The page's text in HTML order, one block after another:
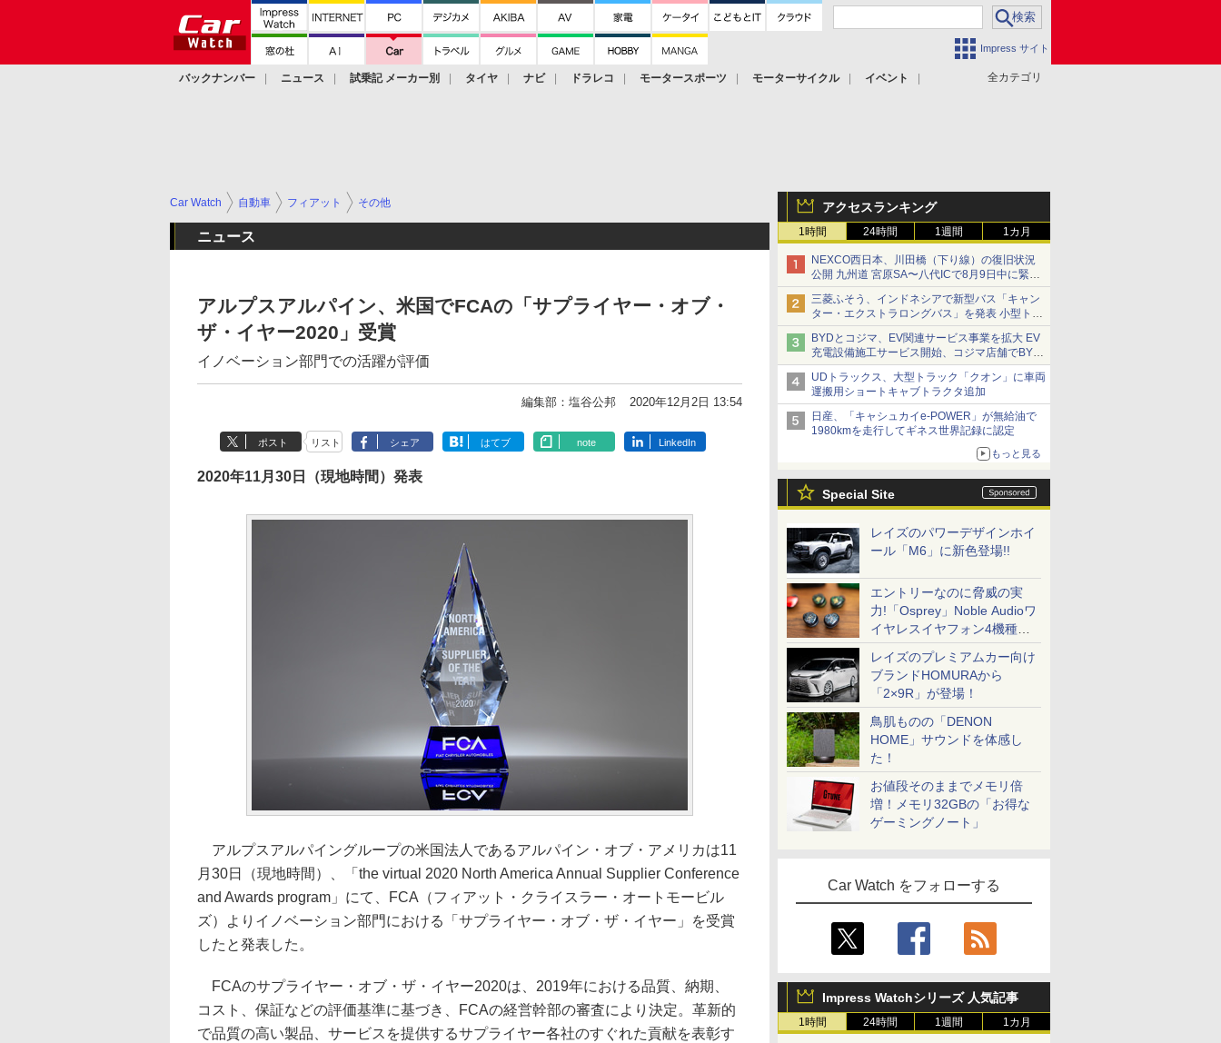
Impress サイト
全カテゴリ
バックナンバー ニュース 試乗記 メーカー別 タイヤ ナビ ドラレコ モータースポーツ モーターサイクル
イベント
アクセスランキング
1時間 24時間 1週間 1カ月
NEXCO西日本、川田橋（下り線）の復旧状況
公開 九州道 宮原SA〜八代ICで8月9日中に緊急
車両を通行可能に
三菱ふそう、インドネシアで新型バス「キャン
ター・エクストラロングバス」を発表 小型トラ
ックベースの観光・旅客輸送向けバス
BYDとコジマ、EV関連サービス事業を拡大 EV
充電設備施工サービス開始、コジマ店舗でBYD
車の展示・試乗イベントを強化
UDトラックス、大型トラック「クオン」に車両
運搬用ショートキャブトラクタ追加
日産、「キャシュカイe-POWER」が無給油で
1980kmを走行してギネス世界記録に認定
もっと見る
Special Site
レイズのパワーデザインホイ
ール「M6」に新色登場!!
エントリーなのに脅威の実
力!「Osprey」Noble Audioワ
イヤレスイヤフォン4機種を
一気に聴く
レイズのプレミアムカー向け
ブランドHOMURAから
「2×9R」が登場！
鳥肌ものの「DENON
HOME」サウンドを体感し
た！
お値段そのままでメモリ倍
増！メモリ32GBの「お得な
ゲーミングノート」
Car Watch をフォローする
Impress Watchシリーズ 人気記事
1時間 24時間 1週間 1カ月
Car Watch 自動車 フィアット その他
ニュース
アルプスアルパイン、米国でFCAの「サプライヤー・オブ・
ザ・イヤー2020」受賞
イノベーション部門での活躍が評価
編集部：塩谷公邦 2020年12月2日 13:54
ポスト リスト シェア はてブ note LinkedIn
2020年11月30日（現地時間）発表
アルプスアルパイングループの米国法人であるアルパイン・オブ・アメリカは11
月30日（現地時間）、「the virtual 2020 North America Annual Supplier Conference
and Awards program」にて、FCA（フィアット・クライスラー・オートモービル
ズ）よりイノベーション部門における「サプライヤー・オブ・ザ・イヤー」を受賞
したと発表した。
FCAのサプライヤー・オブ・ザ・イヤー2020は、2019年における品質、納期、
コスト、保証などの評価基準に基づき、FCAの経営幹部の審査により決定。革新的
で品質の高い製品、サービスを提供するサプライヤー各社のすぐれた貢献を表彰す